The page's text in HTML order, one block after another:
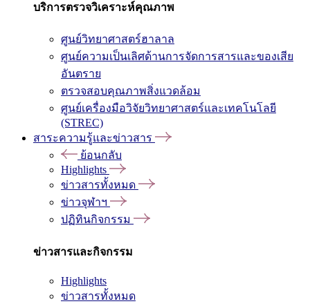
บริการตรวจวิเคราะห์คุณภาพ
ศูนย์วิทยาศาสตร์ฮาลาล
ศูนย์ความเป็นเลิศด้านการจัดการสารและของเสีย
อันตราย
ตรวจสอบคุณภาพสิ่งแวดล้อม
ศูนย์เครื่องมือวิจัยวิทยาศาสตร์และเทคโนโลยี
(STREC)
สาระความรู้และข่าวสาร
ย้อนกลับ
Highlights
ข่าวสารทั้งหมด
ข่าวจุฬาฯ
ปฏิทินกิจกรรม
ข่าวสารและกิจกรรม
Highlights
ข่าวสารทั้งหมด